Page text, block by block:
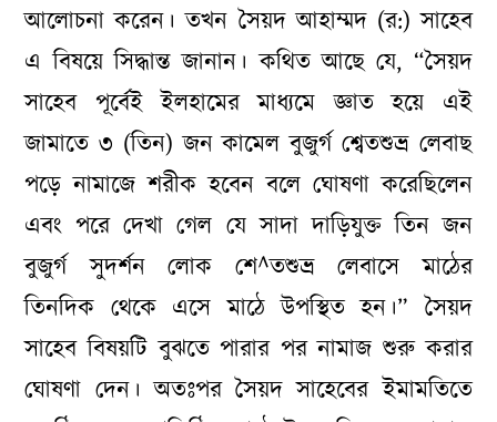
আলোচনা করেন। তখন সৈয়দ আহাম্মদ (র:) সাহেব
এ বিষয়ে সিদ্ধান্ত জানান। কথিত আছে যে, “সৈয়দ
সাহেব পূর্বেই ইলহামের মাধ্যমে জ্ঞাত হয়ে এই
জামাতে ৩ (তিন) জন কামেল বুজুর্গ শ্বেতশুভ্র লেবাছ
পড়ে নামাজে শরীক হবেন বলে ঘোষণা করেছিলেন
এবং পরে দেখা গেল যে সাদা দাড়িযুক্ত তিন জন
বুজুর্গ সুদর্শন লোক শে^তশুভ্র লেবাসে মাঠের
তিনদিক থেকে এসে মাঠে উপস্থিত হন।” সৈয়দ
সাহেব বিষয়টি বুঝতে পারার পর নামাজ শুরু করার
ঘোষণা দেন। অতঃপর সৈয়দ সাহেবের ইমামতিতে